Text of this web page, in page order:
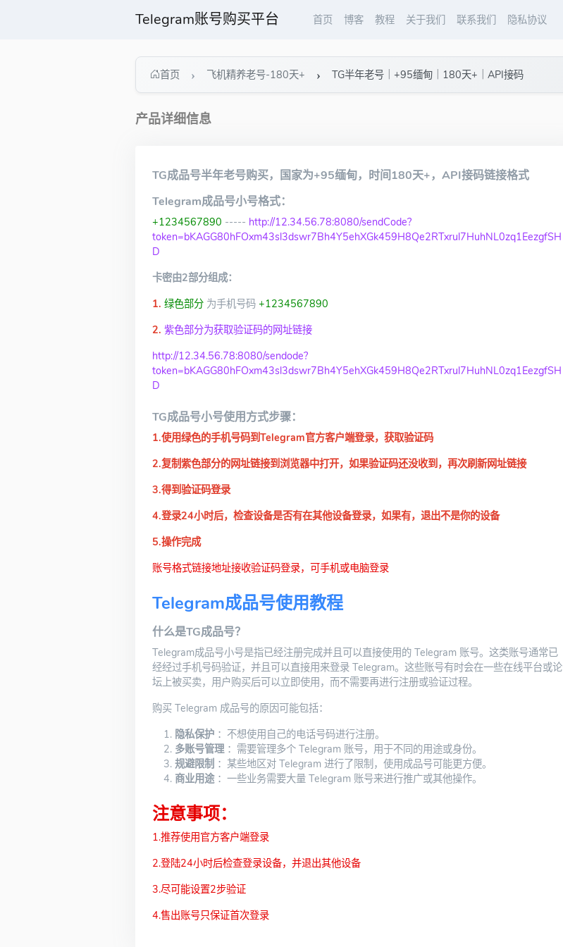
Telegram账号购买平台 首页 博客 教程 关于我们 联系我们 隐私协议
首页 飞机精养老号-180天+ TG半年老号｜+95缅甸｜180天+｜API接码
产品详细信息
TG成品号半年老号购买，国家为+95缅甸，时间180天+，API接码链接格式
Telegram成品号小号格式：
+1234567890 ----- http://12.34.56.78:8080/sendCode?
token=bKAGG80hFOxm43sl3dswr7Bh4Y5ehXGk459H8Qe2RTxrul7HuhNL0zq1EezgfSH
D
卡密由2部分组成：
1. 绿色部分 为手机号码 +1234567890
2. 紫色部分为获取验证码的网址链接
http://12.34.56.78:8080/sendode?
token=bKAGG80hFOxm43sl3dswr7Bh4Y5ehXGk459H8Qe2RTxrul7HuhNL0zq1EezgfSH
D
TG成品号小号使用方式步骤：
1.使用绿色的手机号码到Telegram官方客户端登录，获取验证码
2.复制紫色部分的网址链接到浏览器中打开，如果验证码还没收到，再次刷新网址链接
3.得到验证码登录
4.登录24小时后，检查设备是否有在其他设备登录，如果有，退出不是你的设备
5.操作完成
账号格式链接地址接收验证码登录，可手机或电脑登录
Telegram成品号使用教程
什么是TG成品号？
Telegram成品号小号是指已经注册完成并且可以直接使用的 Telegram 账号。这类账号通常已
经经过手机号码验证，并且可以直接用来登录 Telegram。这些账号有时会在一些在线平台或论
坛上被买卖，用户购买后可以立即使用，而不需要再进行注册或验证过程。
购买 Telegram 成品号的原因可能包括：
隐私保护 ：不想使用自己的电话号码进行注册。
多账号管理：需要管理多个 Telegram 账号，用于不同的用途或身份。
规避限制 ：某些地区对 Telegram 进行了限制，使用成品号可能更方便。
商业用途：一些业务需要大量 Telegram 账号来进行推广或其他操作。
注意事项：
1.推荐使用官方客户端登录
2.登陆24小时后检查登录设备，并退出其他设备
3.尽可能设置2步验证
4.售出账号只保证首次登录